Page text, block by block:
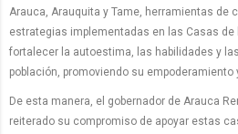
Arauca, Arauquita y Tame, herramientas de
estrategias implementadas en las Casas de
fortalecer la autoestima, las habilidades y
población, promoviendo su empoderamiento
De esta manera, el gobernador de Arauca
reiterado su compromiso de apoyar estas